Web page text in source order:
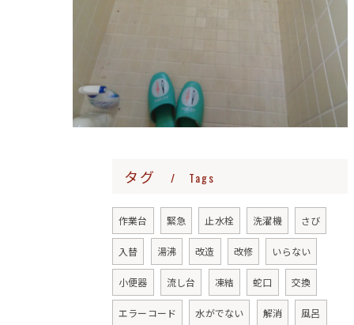
タグ Tags
作業台 緊急 止水栓 洗濯機 さび
入替 湯沸 改造 改修 いらない
小便器 流し台 凍結 蛇口 交換
エラーコード 水がでない 解消 風呂